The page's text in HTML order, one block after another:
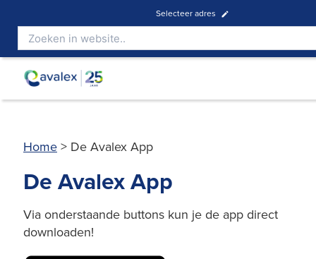
Selecteer adres
Home > De Avalex App
De Avalex App
Via onderstaande buttons kun je de app direct
downloaden!